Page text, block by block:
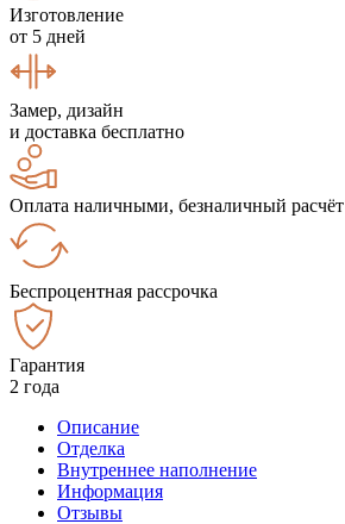
Изготовление
от 5 дней
Замер, дизайн
и доставка бесплатно
Оплата наличными, безналичный расчёт
Беспроцентная рассрочка
Гарантия
2 года
Описание
Отделка
Внутреннее наполнение
Информация
Отзывы